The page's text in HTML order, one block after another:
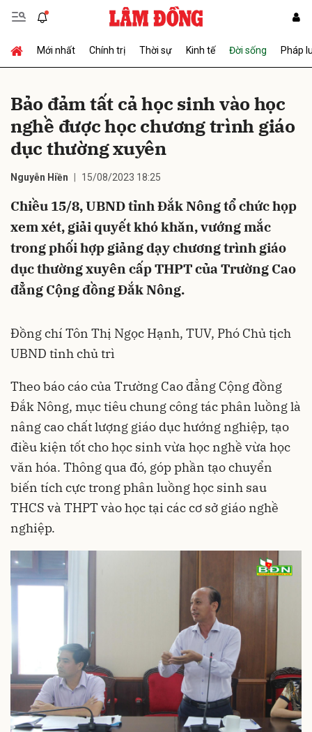
Mới nhất Chính trị Thời sự Kinh tế Đời sống Pháp
Bảo đảm tất cả học sinh vào học
nghề được học chương trình giáo
dục thường xuyên
Nguyễn Hiền 15/08/2023 18:25
Chiều 15/8, UBND tỉnh Đắk Nông tổ chức họp
xem xét, giải quyết khó khăn, vướng mắc
trong phối hợp giảng dạy chương trình giáo
dục thường xuyên cấp THPT của Trường Cao
đẳng Cộng đồng Đắk Nông.
Đồng chí Tôn Thị Ngọc Hạnh, TUV, Phó Chủ tịch
UBND tỉnh chủ trì
Theo báo cáo của Trường Cao đẳng Cộng đồng
Đắk Nông, mục tiêu chung công tác phân luồng là
nâng cao chất lượng giáo dục hướng nghiệp, tạo
điều kiện tốt cho học sinh vừa học nghề vừa học
văn hóa. Thông qua đó, góp phần tạo chuyển
biến tích cực trong phân luồng học sinh sau
THCS và THPT vào học tại các cơ sở giáo nghề
nghiệp.
Gửi bình luận
Hủy Gửi